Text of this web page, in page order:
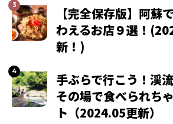
【完全保存版】阿蘇
わえるお店９選！
新！)
手ぶらで行こう！渓
その場で食べられち
ト（2024.05更新）